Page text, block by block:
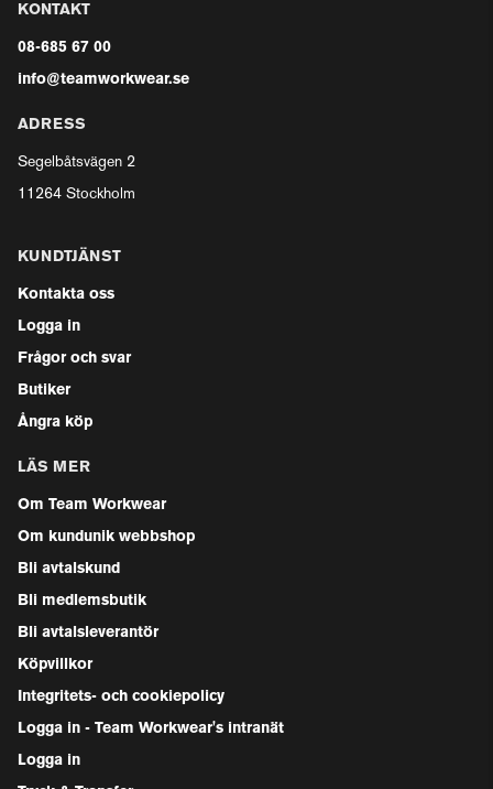
KONTAKT
08-685 67 00
info@teamworkwear.se
ADRESS
Segelbåtsvägen 2
11264 Stockholm
KUNDTJÄNST
Kontakta oss
Logga in
Frågor och svar
Butiker
Ångra köp
LÄS MER
Om Team Workwear
Om kundunik webbshop
Bli avtalskund
Bli medlemsbutik
Bli avtalsleverantör
Köpvillkor
Integritets- och cookiepolicy
Logga in - Team Workwear's intranät
Logga in